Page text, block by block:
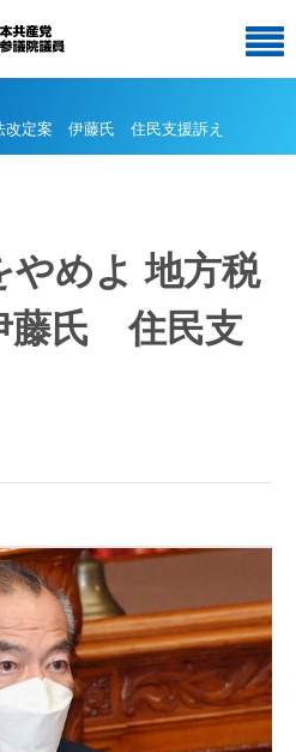
改定案 伊藤氏 住民支援訴え
やめよ 地方税
氏 住民支